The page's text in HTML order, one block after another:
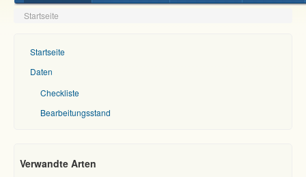
Startseite
Startseite
Daten
Checkliste
Bearbeitungsstand
Verwandte Arten